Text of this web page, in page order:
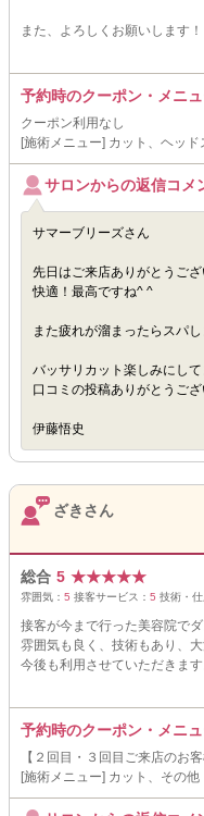
また、よろしくお願いします！
予約時のクーポン・メニ
クーポン利用なし
[施術メニュー] カット、ヘッド
サロンからの返信コメ
サマーブリーズさん
先日はご来店ありがとうござ
快適！最高ですね^ ^
また疲れが溜まったらスパ
バッサリカット楽しみにして
口コミの投稿ありがとうござ
伊藤悟史
ざきさん
総合 5 ★★★★★
雰囲気： 5 接客サービス： 5 技術・仕
接客が今まで行った美容院でダ
雰囲気も良く、技術もあり、大
今後も利用させていただきます
予約時のクーポン・メニ
【２回目・３回目ご来店のお
[施術メニュー] カット、その他